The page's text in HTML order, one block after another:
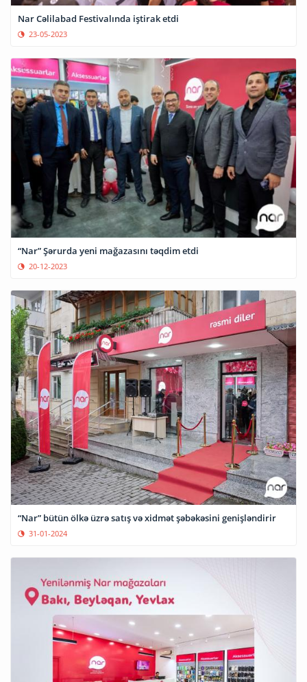
Nar Cəlilabad Festivalında iştirak etdi
23-05-2023
“Nar” Şərurda yeni mağazasını təqdim etdi
20-12-2023
“Nar” bütün ölkə üzrə satış və xidmət şəbəkəsini genişləndirir
31-01-2024